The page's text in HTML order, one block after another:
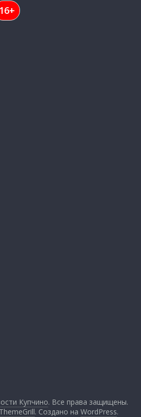
16+
Купчино. Все права защищены.
ThemeGrill. Создано наWordPress.